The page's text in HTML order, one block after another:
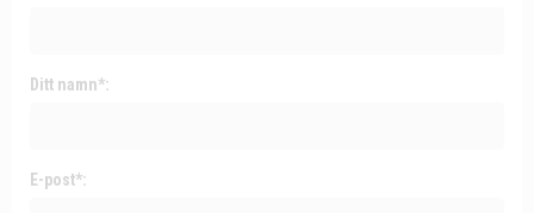
Ditt namn*:
E-post*: